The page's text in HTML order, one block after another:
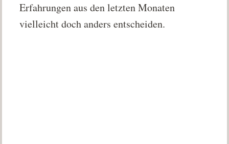
Erfahrungen aus den letzten Monaten
vielleicht doch anders entscheiden.